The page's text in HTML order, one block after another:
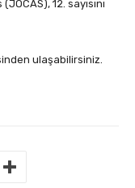
12. sayısını
ulaşabilirsiniz.